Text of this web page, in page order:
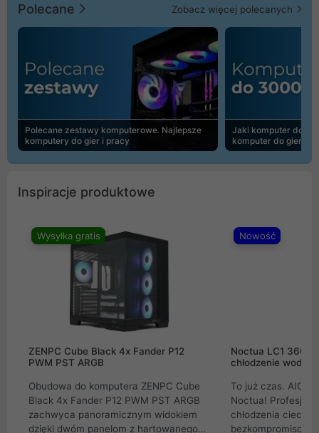
Polecane Zobacz więcej polecanych
Polecane zestawy komputerowe. Najlepsze
komputery do gier i pracy
Jaki komputer do
komputer do gier |
Inspiracje produktowe
Wysyłka gratis
ZENPC Cube Black 4x Fander P12
PWM PST ARGB
Obudowa do komputera ZENPC Cube
Black 4x Fander P12 PWM PST ARGB
zachwyca panoramicznym widokiem
dzięki dwóm panelom z hartowanego
Nowość
Noctua LC1
chłodzenie wodne
To już czas. AIO
Noctua!
chłodzenia cieczą